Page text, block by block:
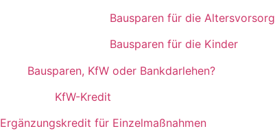
Bausparen für die
Bausparen für die Kinder
Bausparen, KfW oder Bankdarlehen?
KfW-Kredit
Ergänzungskredit für Einzelmaßnahmen